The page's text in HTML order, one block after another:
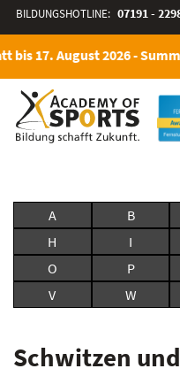
BILDUNGSHOTLINE: 07191 -
bis 17. August 2026 -
A B
H
I
O
P
V
W
Schwitzen